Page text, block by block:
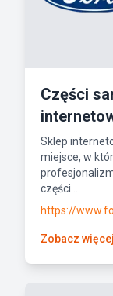
Części
Sklep
miejsce, w
części...
https://
Zobacz